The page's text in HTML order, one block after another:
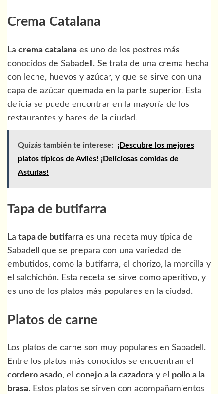
Crema Catalana
La crema catalana es uno de los postres más
conocidos de Sabadell. Se trata de una crema hecha
con leche, huevos y azúcar, y que se sirve con una
capa de azúcar quemada en la parte superior. Esta
delicia se puede encontrar en la mayoría de los
restaurantes y bares de la ciudad.
Quizás también te interese:
¡Descubre los mejores
platos típicos de Avilés! ¡Deliciosas comidas de
Asturias!
Tapa de butifarra
La tapa de butifarra es una receta muy típica de
Sabadell que se prepara con una variedad de
embutidos, como la butifarra, el chorizo, la morcilla y
el salchichón. Esta receta se sirve como aperitivo, y
es uno de los platos más populares en la ciudad.
Platos de carne
Los platos de carne son muy populares en Sabadell.
Entre los platos más conocidos se encuentran el
cordero asado, el conejo a la cazadora y el pollo a la
brasa. Estos platos se sirven con acompañamientos